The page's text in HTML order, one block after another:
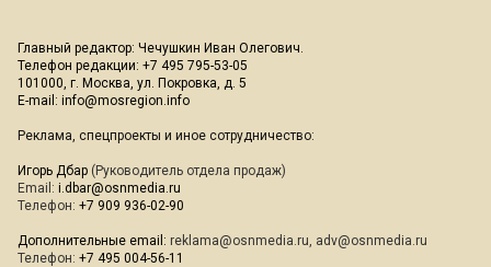
Главный редактор: Чечушкин Иван Олегович.
Телефон редакции: +7 495 795-53-05
101000, г. Москва, ул. Покровка, д. 5
E-mail: info@mosregion.info
Реклама, спецпроекты и иное сотрудничество:
Игорь Дбар (Руководитель отдела продаж)
Email: i.dbar@osnmedia.ru
Телефон: +7 909 936-02-90
Дополнительные email: reklama@osnmedia.ru, adv@osnmedia.ru
Телефон: +7 495 004-56-11